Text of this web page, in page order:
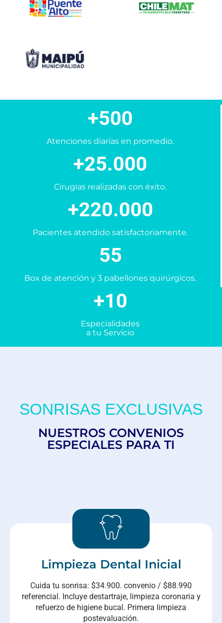
+500
Atenciones diarias en promedio.
+25.000
Cirugías realizadas con éxito.
+220.000
Pacientes atendido satisfactoriamente.
55
Box de atención y 3 pabellones quirúrgicos.
+10
Especialidades
a tu Servicio
SONRISAS EXCLUSIVAS
NUESTROS CONVENIOS
ESPECIALES PARA TI
Limpieza Dental Inicial​
Cuida tu sonrisa: $34.900. convenio / $88.990
referencial. Incluye destartraje, limpieza coronaria y
refuerzo de higiene bucal. Primera limpieza
postevaluación.​